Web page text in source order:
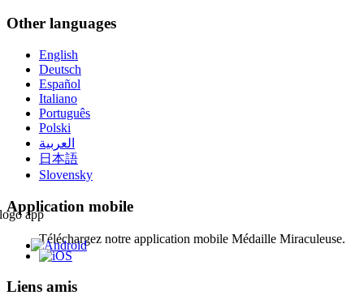
Other languages
English
Deutsch
Español
Italiano
Português
Polski
العربية
日本語
Slovensky
Application mobile
Téléchargez notre application mobile Médaille Miraculeuse.
Liens amis